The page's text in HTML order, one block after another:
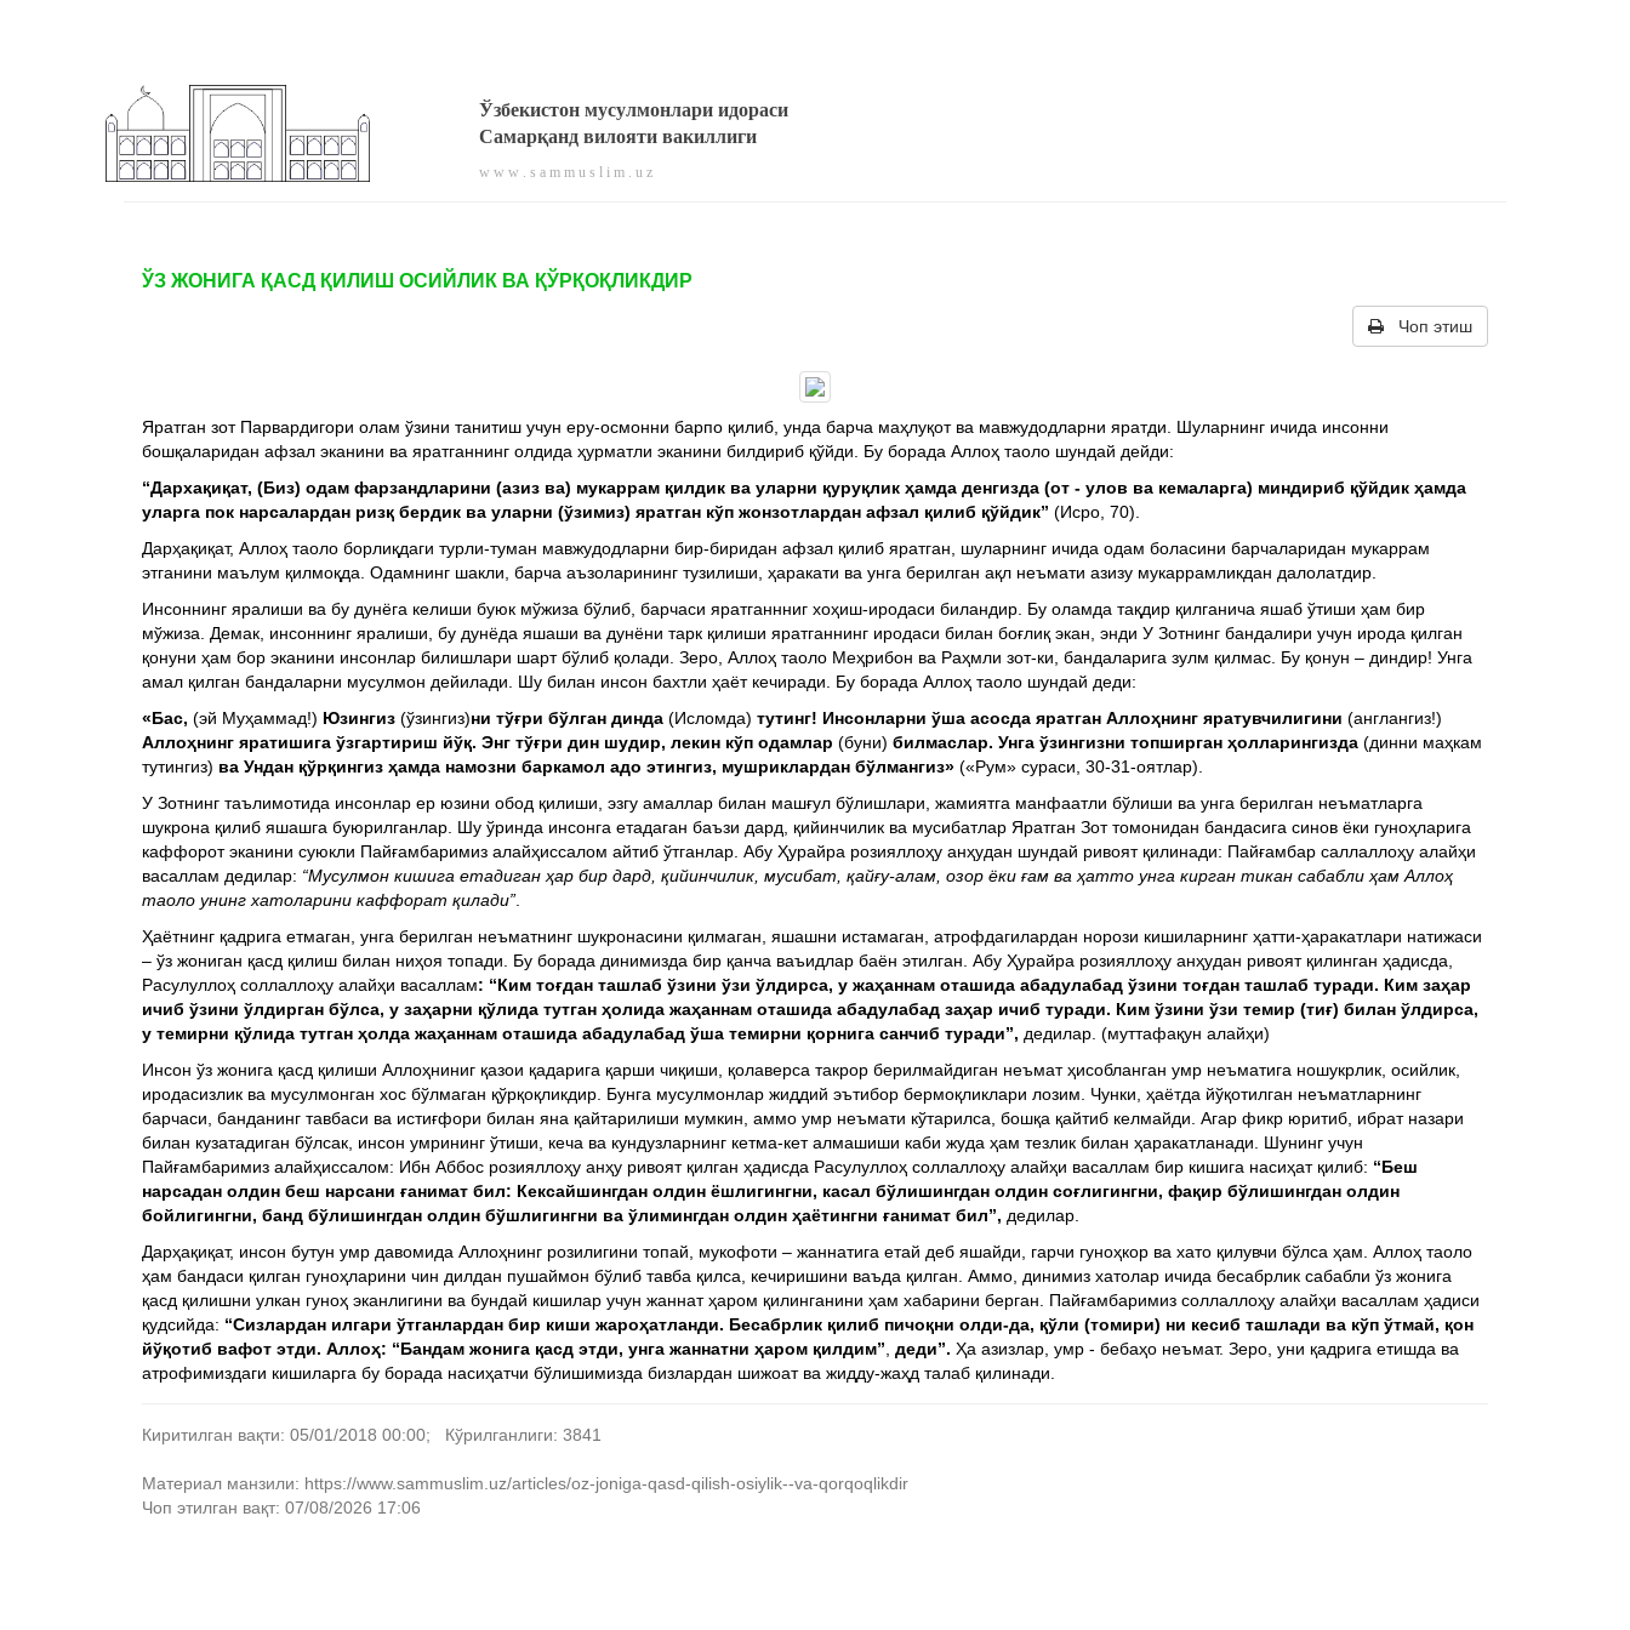
Ўзбекистон мусулмонлари идораси
Самарқанд вилояти вакиллиги
w w w . s a m m u s l i m . u z
ЎЗ ЖОНИГА ҚАСД ҚИЛИШ ОСИЙЛИК ВА ҚЎРҚОҚЛИКДИР
Чоп этиш
Яратган зот Парвардигори олам ўзини танитиш учун еру-осмонни барпо қилиб, унда барча маҳлуқот ва мавжудодларни яратди. Шуларнинг ичида инсонни
бошқаларидан афзал эканини ва яратганнинг олдида ҳурматли эканини билдириб қўйди. Бу борада Аллоҳ таоло шундай дейди:
“Дархақиқат, (Биз) одам фарзандларини (азиз ва) мукаррам қилдик ва уларни қуруқлик ҳамда денгизда (от - улов ва кемаларга) миндириб қўйдик ҳамда
уларга пок нарсалардан ризқ бердик ва уларни (ўзимиз) яратган кўп жонзотлардан афзал қилиб қўйдик” (Исро, 70).
Дарҳақиқат, Аллоҳ таоло борлиқдаги турли-туман мавжудодларни бир-биридан афзал қилиб яратган, шуларнинг ичида одам боласини барчаларидан мукаррам
этганини маълум қилмоқда. Одамнинг шакли, барча аъзоларининг тузилиши, ҳаракати ва унга берилган ақл неъмати азизу мукаррамликдан далолатдир.
Инсоннинг яралиши ва бу дунёга келиши буюк мўжиза бўлиб, барчаси яратганнниг хоҳиш-иродаси биландир. Бу оламда тақдир қилганича яшаб ўтиши ҳам бир
мўжиза. Демак, инсоннинг яралиши, бу дунёда яшаши ва дунёни тарк қилиши яратганнинг иродаси билан боғлиқ экан, энди У Зотнинг бандалири учун ирода қилган
қонуни ҳам бор эканини инсонлар билишлари шарт бўлиб қолади. Зеро, Аллоҳ таоло Меҳрибон ва Раҳмли зот-ки, бандаларига зулм қилмас. Бу қонун – диндир! Унга
амал қилган бандаларни мусулмон дейилади. Шу билан инсон бахтли ҳаёт кечиради. Бу борада Аллоҳ таоло шундай деди:
«Бас, (эй Муҳаммад!) Юзингиз (ўзингиз)ни тўғри бўлган динда (Исломда) тутинг! Инсонларни ўша асосда яратган Аллоҳнинг яратувчилигини (англангиз!)
Аллоҳнинг яратишига ўзгартириш йўқ. Энг тўғри дин шудир, лекин кўп одамлар (буни) билмаслар. Унга ўзингизни топширган ҳолларингизда (динни маҳкам
тутингиз) ва Ундан қўрқингиз ҳамда намозни баркамол адо этингиз, мушриклардан бўлмангиз» («Рум» сураси, 30-31-оятлар).
У Зотнинг таълимотида инсонлар ер юзини обод қилиши, эзгу амаллар билан машғул бўлишлари, жамиятга манфаатли бўлиши ва унга берилган неъматларга
шукрона қилиб яшашга буюрилганлар. Шу ўринда инсонга етадаган баъзи дард, қийинчилик ва мусибатлар Яратган Зот томонидан бандасига синов ёки гуноҳларига
каффорот эканини суюкли Пайғамбаримиз алайҳиссалом айтиб ўтганлар. Абу Ҳурайра розияллоҳу анҳудан шундай ривоят қилинади: Пайғамбар саллаллоҳу алайҳи
васаллам дедилар: “Мусулмон кишига етадиган ҳар бир дард, қийинчилик, мусибат, қайғу-алам, озор ёки ғам ва ҳатто унга кирган тикан сабабли ҳам Аллоҳ
таоло унинг хатоларини каффорат қилади”
Ҳаётнинг қадрига етмаган, унга берилган неъматнинг шукронасини қилмаган, яшашни истамаган, атрофдагилардан норози кишиларнинг ҳатти-ҳаракатлари натижаси
– ўз жониган қасд қилиш билан ниҳоя топади. Бу борада динимизда бир қанча ваъидлар баён этилган. Абу Ҳурайра розияллоҳу анҳудан ривоят қилинган ҳадисда,
Расулуллоҳ соллаллоҳу алайҳи васаллам: “Ким тоғдан ташлаб ўзини ўзи ўлдирса, у жаҳаннам оташида абадулабад ўзини тоғдан ташлаб туради. Ким заҳар
ичиб ўзини ўлдирган бўлса, у заҳарни қўлида тутган ҳолида жаҳаннам оташида абадулабад заҳар ичиб туради. Ким ўзини ўзи темир (тиғ) билан ўлдирса,
у темирни қўлида тутган ҳолда жаҳаннам оташида абадулабад ўша темирни қорнига санчиб туради”, дедилар. (муттафақун алайҳи)
Инсон ўз жонига қасд қилиши Аллоҳниниг қазои қадарига қарши чиқиши, қолаверса такрор берилмайдиган неъмат ҳисобланган умр неъматига ношукрлик, осийлик,
иродасизлик ва мусулмонган хос бўлмаган қўрқоқликдир. Бунга мусулмонлар жиддий эътибор бермоқликлари лозим. Чунки, ҳаётда йўқотилган неъматларнинг
барчаси, банданинг тавбаси ва истиғфори билан яна қайтарилиши мумкин, аммо умр неъмати кўтарилса, бошқа қайтиб келмайди. Агар фикр юритиб, ибрат назари
билан кузатадиган бўлсак, инсон умрининг ўтиши, кеча ва кундузларнинг кетма-кет алмашиши каби жуда ҳам тезлик билан ҳаракатланади. Шунинг учун
Пайғамбаримиз алайҳиссалом: Ибн Аббос розияллоҳу анҳу ривоят қилган ҳадисда Расулуллоҳ соллаллоҳу алайҳи васаллам бир кишига насиҳат қилиб: “Беш
нарсадан олдин беш нарсани ғанимат бил: Кексайшингдан олдин ёшлигингни, касал бўлишингдан олдин соғлигингни, фақир бўлишингдан олдин
бойлигингни, банд бўлишингдан олдин бўшлигингни ва ўлимингдан олдин ҳаётингни ғанимат бил”, дедилар.
Дарҳақиқат, инсон бутун умр давомида Аллоҳнинг розилигини топай, мукофоти – жаннатига етай деб яшайди, гарчи гуноҳкор ва хато қилувчи бўлса ҳам. Аллоҳ таоло
ҳам бандаси қилган гуноҳларини чин дилдан пушаймон бўлиб тавба қилса, кечиришини ваъда қилган. Аммо, динимиз хатолар ичида бесабрлик сабабли ўз жонига
қасд қилишни улкан гуноҳ эканлигини ва бундай кишилар учун жаннат ҳаром қилинганини ҳам хабарини берган. Пайғамбаримиз соллаллоҳу алайҳи васаллам ҳадиси
қудсийда: “Сизлардан илгари ўтганлардан бир киши жароҳатланди. Бесабрлик қилиб пичоқни олди-да, қўли (томири) ни кесиб ташлади ва кўп ўтмай, қон
йўқотиб вафот этди. Аллоҳ: “Бандам жонига қасд этди, унга жаннатни ҳаром қилдим” деди”. Ҳа азизлар, умр - бебаҳо неъмат. Зеро, уни қадрига етишда ва
атрофимиздаги кишиларга бу борада насиҳатчи бўлишимизда бизлардан шижоат ва жидду-жаҳд талаб қилинади.
Киритилган вақти: 05/01/2018 00:00; Кўрилганлиги: 3841
Материал манзили: https://www.sammuslim.uz/articles/oz-joniga-qasd-qilish-osiylik--va-qorqoqlikdir
Чоп этилган вақт: 07/08/2026 17:06